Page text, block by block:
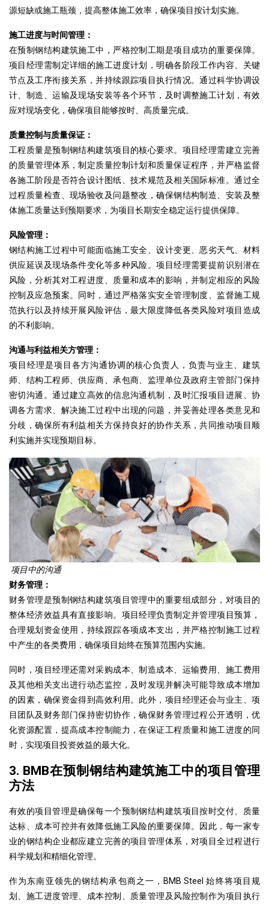
源短缺或施工瓶颈，提高整体施工效率，确保项目按计划实施。
施工进度与时间管理：
在预制钢结构建筑施工中，严格控制工期是项目成功的重要保障。
项目经理需制定详细的施工进度计划，明确各阶段工作内容、关键
节点及工序衔接关系，并持续跟踪项目执行情况。通过科学协调设
计、制造、运输及现场安装等各个环节，及时调整施工计划，有效
应对现场变化，确保项目能够按时、高质量完成。
质量控制与质量保证：
工程质量是预制钢结构建筑项目的核心要求。 项目经理需建立完善
的质量管理体系 ，制定质量控制计划和质量保证程序，并严格监督
各施工阶段是否符合设计图纸、技术规范及相关国际标准。通过全
过程质量检查、现场验收及问题整改，确保钢结构制造、安装及整
体施工质量达到预期要求，为项目长期安全稳定运行提供保障。
风险管理：
钢结构施工过程中可能面临施工安全、设计变更、恶劣天气、材料
供应延误及现场条件变化等多种风险。项目经理需要提前识别潜在
风险，分析其对工程进度、质量和成本的影响，并制定相应的风险
控制及应急预案。同时，通过严格落实安全管理制度、监督施工规
范执行以及持续开展风险评估，最大限度降低各类风险对项目造成
的不利影响。
沟通与利益相关方管理：
项目经理是项目各方沟通协调的核心负责人，负责与业主、建筑
师、结构工程师、供应商、承包商、监理单位及政府主管部门保持
密切沟通。通过建立高效的信息沟通机制，及时汇报项目进展、协
调各方需求、解决施工过程中出现的问题，并妥善处理各类意见和
分歧，确保所有利益相关方保持良好的协作关系，共同推动项目顺
利实施并实现预期目标。
项目中的沟通
财务管理：
财务管理是预制钢结构建筑项目管理中的重要组成部分，对项目的
整体经济效益具有直接影响。项目经理负责制定并管理项目预算，
合理规划资金使用，持续跟踪各项成本支出，并严格控制施工过程
中产生的各类费用，确保项目始终在预算范围内实施。
同时，项目经理还需对采购成本、制造成本、运输费用、施工费用
及其他相关支出进行动态监控，及时发现并解决可能导致成本增加
的因素，确保资金得到高效利用。此外，项目经理还会与业主、项
目团队及财务部门保持密切协作，确保财务管理过程公开透明，优
化资源配置，提高成本控制能力，在保证工程质量和施工进度的同
时，实现项目投资效益的最大化。
3. BMB在预制钢结构建筑施工中的项目管理
方法
有效的项目管理是确保每一个预制钢结构建筑项目按时交付、质量
达标、成本可控并有效降低施工风险的重要保障。因此，每一家专
业的钢结构企业都应建立完善的项目管理体系，对项目全过程进行
科学规划和精细化管理。
作为东南亚领先的钢结构承包商之一， BMB Steel 始终将项目规
划、施工进度管理、成本控制、质量管理及风险控制作为项目执行